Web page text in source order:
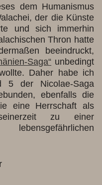
dem Humanismus
der die Künste
und sich immerhin
Thron hatte
beeindruckt,
Saga“ unbedingt
Daher habe ich
5 der Nicolae-Saga
ebenfalls die
eine Herrschaft als
zu einer